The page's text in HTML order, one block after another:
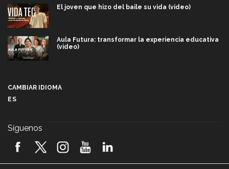
El joven que hizo del baile su vida (video)
Aula Futura: transformar la experiencia educativa
(video)
2026! (video)
CAMBIAR IDIOMA
ES
Síguenos